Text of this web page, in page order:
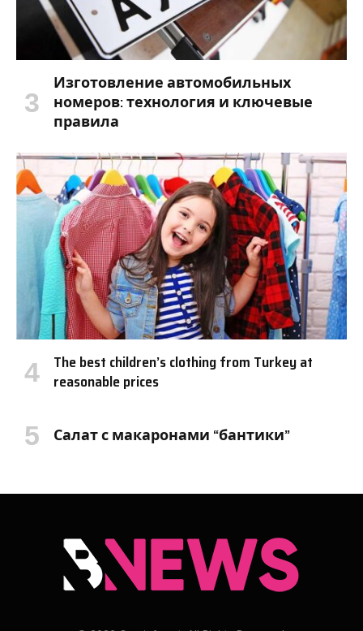
Изготовление автомобильных
номеров: технология и ключевые
правила
The best children’s clothing from Turkey at
reasonable prices
Салат с макаронами “бантики”